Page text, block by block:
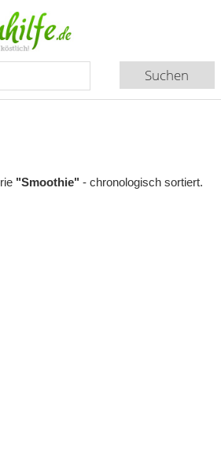
"Smoothie" - chronologisch sortiert.